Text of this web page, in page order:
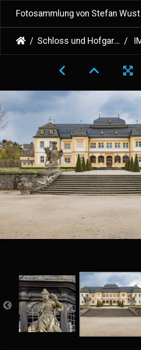
Fotosammlung von Stefan Wust
Schloss und Hofgarten Veitshöchheim